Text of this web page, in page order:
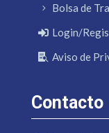
Bolsa de
Login/
Aviso de
Contacto